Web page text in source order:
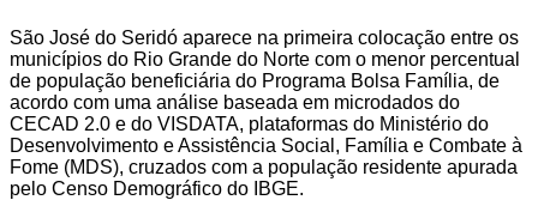
São José do Seridó aparece na primeira colocação entre os
municípios do Rio Grande do Norte com o menor percentual
de população beneficiária do Programa Bolsa Família, de
acordo com uma análise baseada em microdados do
CECAD 2.0 e do VISDATA, plataformas do Ministério do
Desenvolvimento e Assistência Social, Família e Combate à
Fome (MDS), cruzados com a população residente apurada
pelo Censo Demográfico do IBGE.